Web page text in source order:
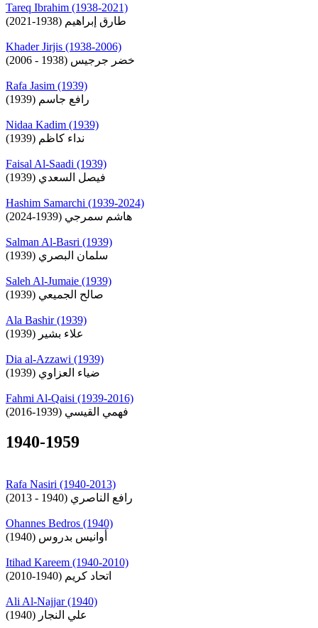
Tareq Ibrahim (1938-2021)
طارق إبراهيم (1938-2021)
Khader Jirjis (1938-2006)
خضر جرجيس (1938 - 2006)
Rafa Jasim (1939)
رافع جاسم (1939)
Nidaa Kadim (1939)
نداء كاظم (1939)
Faisal Al-Saadi (1939)
فيصل السعدي (1939)
Hashim Samarchi (1939-2024)
هاشم سمرجي (1939-2024)
Salman Al-Basri (1939)
سلمان البصري (1939)
Saleh Al-Jumaie (1939)
صالح الجميعي (1939)
Ala Bashir (1939)
علاء بشير (1939)
Dia al-Azzawi (1939)
ضياء العزاوي (1939)
Fahmi Al-Qaisi (1939-2016)
فهمي القيسي (1939-2016)
1940-1959
Rafa Nasiri (1940-2013)
رافع الناصري (1940 - 2013)
Ohannes Bedros (1940)
أوانيس بدروس (1940)
Itihad Kareem (1940-2010)
اتحاد كريم (1940-2010)
Ali Al-Najjar (1940)
علي النجار (1940)